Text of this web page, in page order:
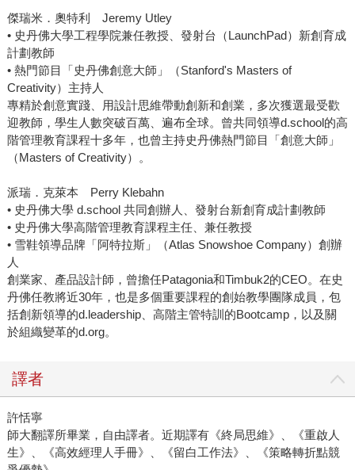
傑瑞米．奧特利 Jeremy Utley
• 史丹佛大學工程學院兼任教授、發射台（LaunchPad）新創育成
計劃教師
• 熱門節目「史丹佛創意大師」（Stanford's Masters of
Creativity）主持人
專精於創意實踐、用設計思維帶動創新和創業，多次獲選最受歡
迎教師，學生人數突破百萬、遍布全球。曾共同領導d.school的高
階管理教育課程十多年，也曾主持史丹佛熱門節目「創意大師」
（Masters of Creativity）。
派瑞．克萊本 Perry Klebahn
• 史丹佛大學 d.school 共同創辦人、發射台新創育成計劃教師
• 史丹佛大學高階管理教育課程主任、兼任教授
• 雪鞋領導品牌「阿特拉斯」（Atlas Snowshoe Company）創辦
人
創業家、產品設計師，曾擔任Patagonia和Timbuk2的CEO。在史
丹佛任教將近30年，也是多個重要課程的創始教學團隊成員，包
括創新領導的d.leadership、高階主管特訓的Bootcamp，以及關
於組織變革的d.org。
譯者
許恬寧
師大翻譯所畢業，自由譯者。近期譯有《終局思維》、《重啟人
生》、《高效經理人手冊》、《留白工作法》、《策略轉折點競